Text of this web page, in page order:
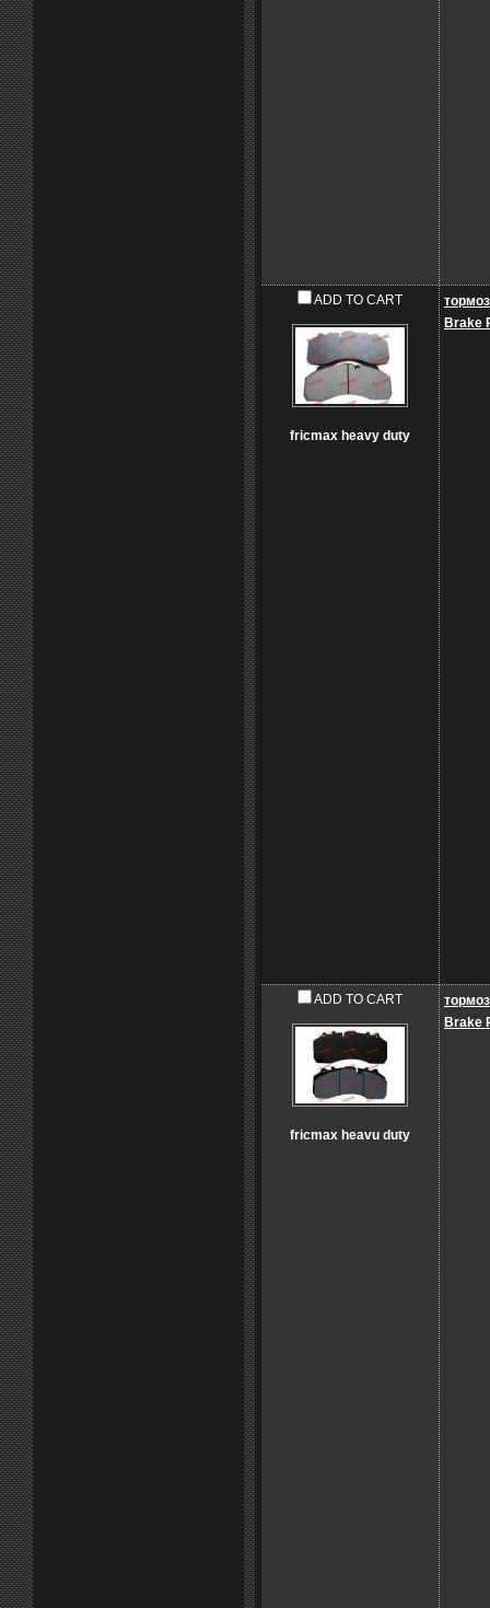
ADD TO CART
fricmax heavy duty
Brake
ADD TO CART
fricmax heavu duty
Brake